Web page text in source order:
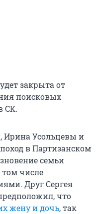
закрыта от
поисковых
СК.
Ирина Усольцевы и
в Партизанском
семьи
числе
Друг Сергея
что
жену и дочь, так